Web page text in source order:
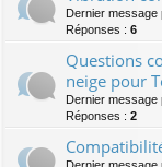
Dernier message
Réponses : 6
Questions
neige pour
Dernier message
Réponses : 2